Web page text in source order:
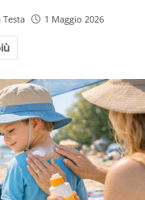
Testa 1 Maggio 2026